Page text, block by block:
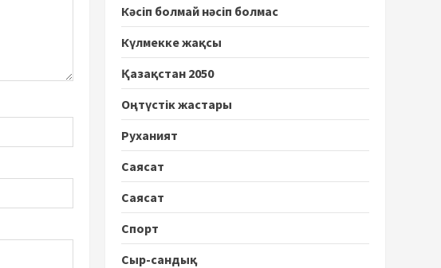
Кәсіп болмай нәсіп болмас
Күлмекке жақсы
Қазақстан 2050
Оңтүстік жастары
Руханият
Саясат
Саясат
Спорт
Сыр-сандық